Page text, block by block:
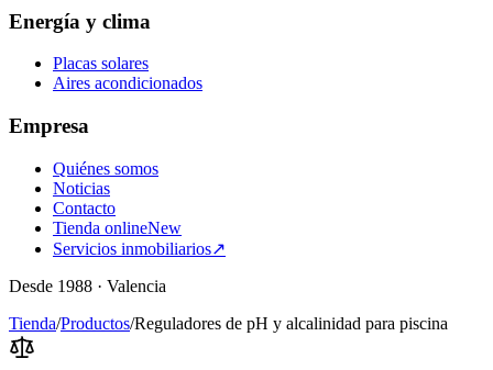
Energía y clima
Placas solares
Aires acondicionados
Empresa
Quiénes somos
Noticias
Contacto
Tienda onlineNew
Servicios inmobiliarios↗
Desde 1988 · Valencia
Tienda/Productos/Reguladores de pH y alcalinidad para piscina